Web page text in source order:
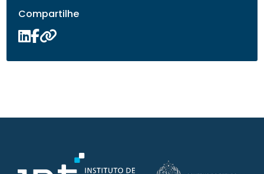
Compartilhe